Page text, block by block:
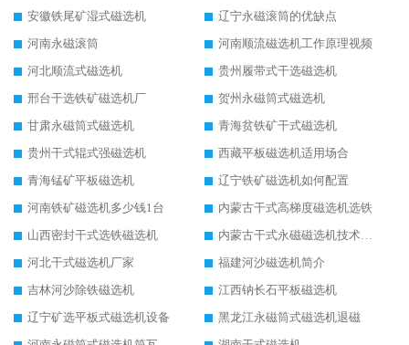
安徽铁尾矿湿式磁选机
辽宁永磁滚筒的优缺点
河南永磁滚筒
河南顺流磁选机工作原理视频
河北顺流式磁选机
贵州履带式干选磁选机
邢台干选铁矿磁选机厂
贺州永磁筒式磁选机
甘肃永磁筒式磁选机
青海贫铁矿干式磁选机
贵州干式辊式强磁选机
西藏平板磁选机适用场合
青海锰矿平板磁选机
辽宁铁矿磁选机如何配置
河南铁矿磁选机多少钱1台
内蒙古干式高梯度磁选机选铁
山西密封干式选铁磁选机
内蒙古干式永磁磁选机技术要求
河北干式磁选机厂家
福建河沙磁选机简介
吉林河沙除铁磁选机
江西钠长石平板磁选机
辽宁矿选平板式磁选机设备
黑龙江永磁筒式磁选机退磁